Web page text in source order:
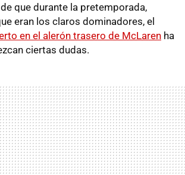
que durante la pretemporada,
eran los claros dominadores, el
en el alerón trasero de McLaren ha
ciertas dudas.